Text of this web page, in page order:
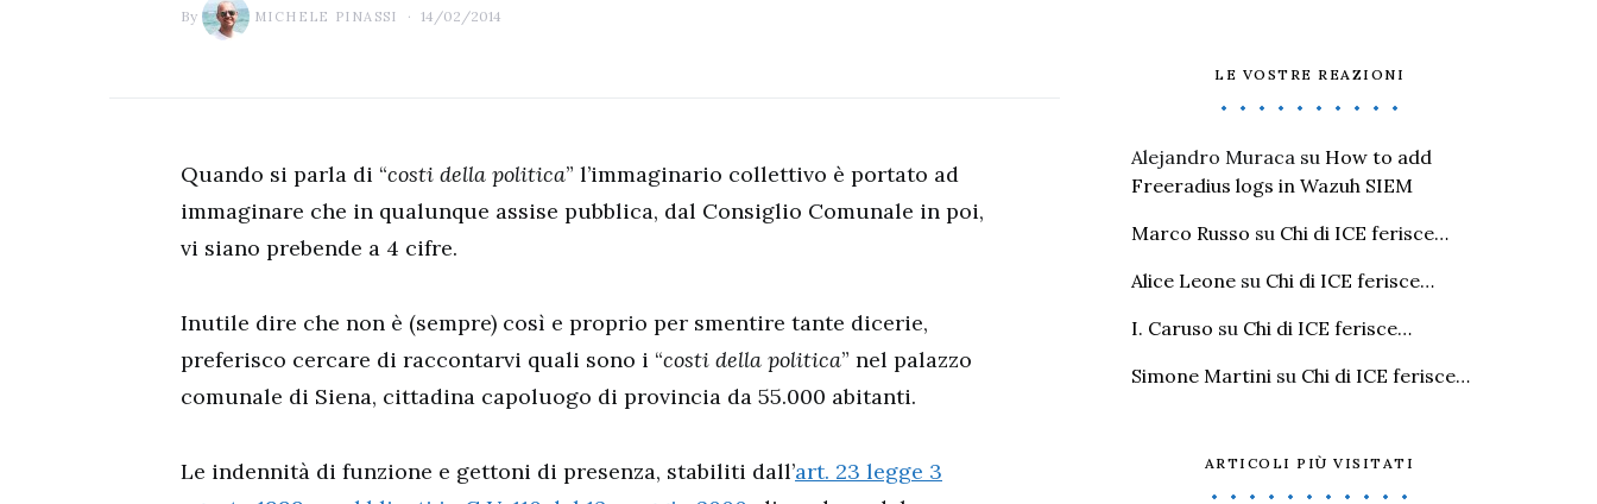
By MICHELE PINASSI 14/02/2014
Quando si parla di “costi della politica” l’immaginario collettivo è portato ad
immaginare che in qualunque assise pubblica, dal Consiglio Comunale in poi,
vi siano prebende a 4 cifre.
Inutile dire che non è (sempre) così e proprio per smentire tante dicerie,
preferisco cercare di raccontarvi quali sono i “costi della politica” nel palazzo
comunale di Siena, cittadina capoluogo di provincia da 55.000 abitanti.
Le indennità di funzione e gettoni di presenza, stabiliti dall’art. 23 legge 3
LE VOSTRE REAZIONI
Alejandro Muraca su How to add
Freeradius logs in Wazuh SIEM
Marco Russo su Chi di ICE ferisce…
Alice Leone su Chi di ICE ferisce…
I. Caruso su Chi di ICE ferisce…
Simone Martini su Chi di ICE ferisce…
ARTICOLI PIÙ VISITATI